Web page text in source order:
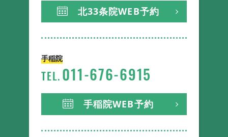
北33条院WEB予約
手稲院
TEL. 011-676-6915
手稲院WEB予約